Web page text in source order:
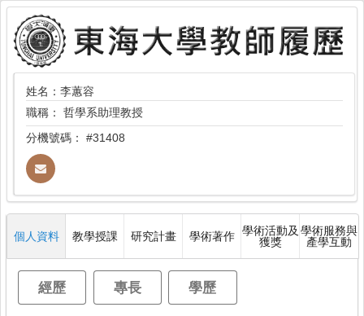
姓名：李蕙容
職稱： 哲學系助理教授
分機號碼： #31408
個人資料 教學授課 研究計畫 學術著作 學術活動及
獲獎
學術服務與
產學互動
經歷 專長 學歷